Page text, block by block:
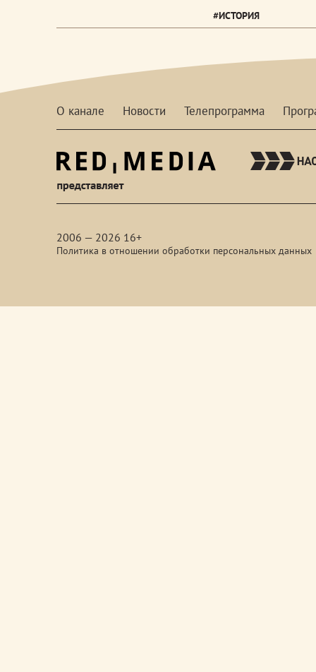
#ИСТОРИЯ
О канале Новости Телепрограмма
2006 — 2026 16+
Политика в отношении обработки персональных данных